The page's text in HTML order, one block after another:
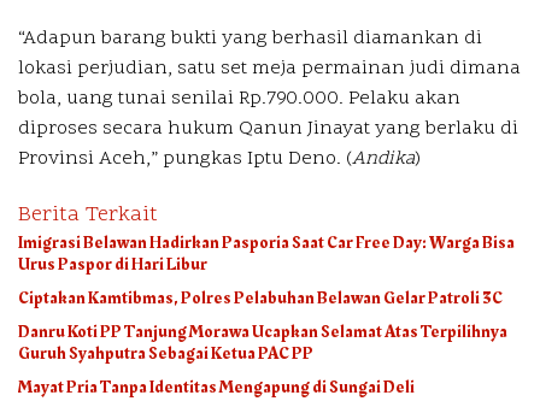
“Adapun barang bukti yang berhasil diamankan di
lokasi perjudian, satu set meja permainan judi dimana
bola, uang tunai senilai Rp.790.000. Pelaku akan
diproses secara hukum Qanun Jinayat yang berlaku di
Provinsi Aceh,” pungkas Iptu Deno. (Andika)
Berita Terkait
Imigrasi Belawan Hadirkan Pasporia Saat Car Free Day: Warga Bisa
Urus Paspor di Hari Libur
Ciptakan Kamtibmas, Polres Pelabuhan Belawan Gelar Patroli 3C
Danru Koti PP Tanjung Morawa Ucapkan Selamat Atas Terpilihnya
Guruh Syahputra Sebagai Ketua PAC PP
Mayat Pria Tanpa Identitas Mengapung di Sungai Deli